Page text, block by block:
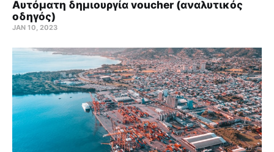
Αυτόματη δημιουργία voucher (αναλυτικός
οδηγός)
JAN 10, 2023